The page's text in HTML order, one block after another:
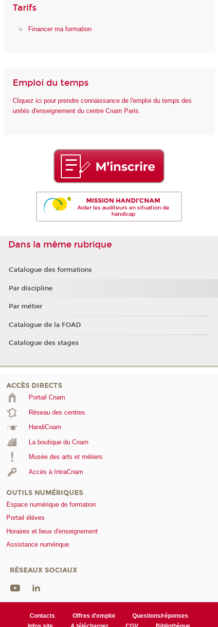
Tarifs
Financer ma formation
Emploi du temps
Cliquez ici pour prendre connaissance de l'emploi du temps des
unités d'enseignement du centre Cnam Paris.
MISSION HANDI'CNAM
Aider les auditeurs en situation de
handicap
Dans la même rubrique
Catalogue des formations
Par discipline
Par métier
Catalogue de la FOAD
Catalogue des stages
ACCÈS DIRECTS
Portail Cnam
Réseau des centres
HandiCnam
La boutique du Cnam
Musée des arts et métiers
Accès à IntraCnam
OUTILS NUMÉRIQUES
Espace numérique de formation
Portail élèves
Horaires et lieux d'enseignement
Assistance numérique
RÉSEAUX SOCIAUX
Contacts Offres d'emploi
Questions/réponses